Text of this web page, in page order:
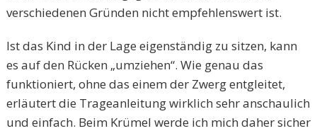
verschiedenen Gründen nicht empfehlenswert ist.
Ist das Kind in der Lage eigenständig zu sitzen, kann
es auf den Rücken „umziehen“. Wie genau das
funktioniert, ohne das einem der Zwerg entgleitet,
erläutert die Trageanleitung wirklich sehr anschaulich
und einfach. Beim Krümel werde ich mich daher sicher